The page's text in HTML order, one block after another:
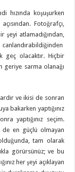
hızında koşuşurken
Fotoğrafçı,
şeyi atlamadığından,
geç olacaktır. Hiçbir
geriye sarma olanağı
ve ikisi de sonran
bakarken yaptığınız
yaptığınız seçim.
de en güçlü olmayan
tam olarak
görürsünüz; ve bu
her şeyi açıklayan